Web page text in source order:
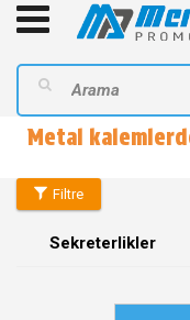
Metal
Filtre
Sekreterlikler